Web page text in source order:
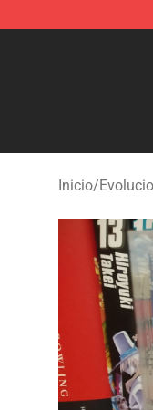
Pokemon
Inicio/